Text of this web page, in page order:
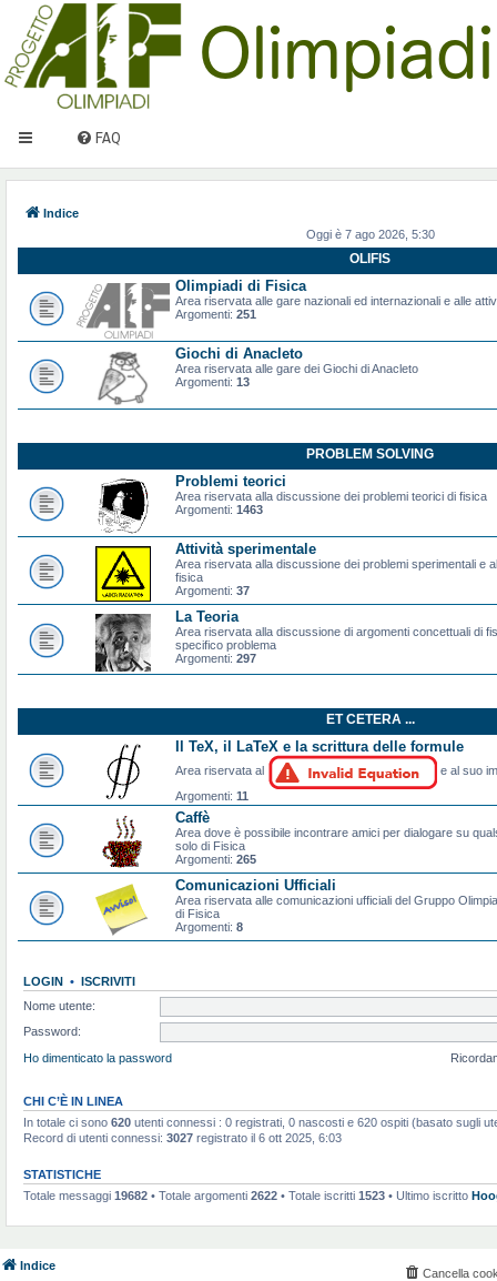
FAQ
Indice
Oggi è 7 ago 2026, 5:30
OLIFIS
Olimpiadi di Fisica
Area riservata alle gare nazionali ed internazionali e alle
Argomenti: 251
Giochi di Anacleto
Area riservata alle gare dei Giochi di Anacleto
Argomenti: 13
PROBLEM SOLVING
Problemi teorici
Area riservata alla discussione dei problemi teorici di fisica
Argomenti: 1463
Attività sperimentale
Area riservata alla discussione dei problemi sperimentali e
fisica
Argomenti: 37
La Teoria
Area riservata alla discussione di argomenti concettuali di
specifico problema
Argomenti: 297
ET CETERA ...
Il TeX, il LaTeX e la scrittura delle formule
Area riservata al
e al suo
Argomenti: 11
Caffè
Area dove è possibile incontrare amici per dialogare su
solo di Fisica
Argomenti: 265
Comunicazioni Ufficiali
Area riservata alle comunicazioni ufficiali del Gruppo
di Fisica
Argomenti: 8
LOGIN • ISCRIVITI
Nome utente:
Password:
Ho dimenticato la password
CHI C’È IN LINEA
In totale ci sono 620 utenti connessi : 0 registrati, 0 nascosti e 620 ospiti (basato sugli
Record di utenti connessi: 3027 registrato il 6 ott 2025, 6:03
STATISTICHE
Totale messaggi 19682 • Totale argomenti 2622 • Totale iscritti 1523 • Ultimo iscritto
Indice
Cancella